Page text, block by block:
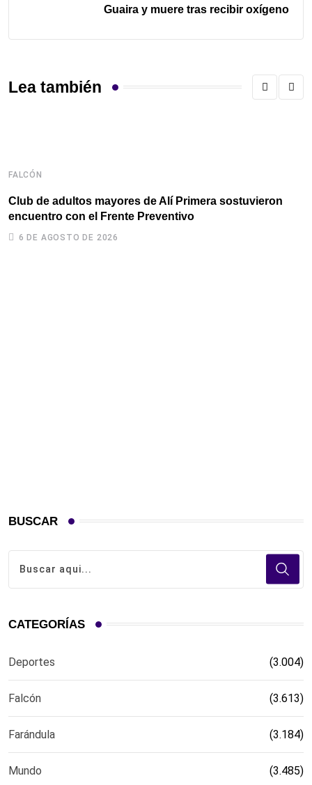
Guaira y muere tras recibir oxígeno
Lea también
FALCÓN
Club de adultos mayores de Alí Primera sostuvieron
encuentro con el Frente Preventivo
6 DE AGOSTO DE 2026
BUSCAR
CATEGORÍAS
Deportes (3.004)
Falcón (3.613)
Farándula (3.184)
Mundo (3.485)